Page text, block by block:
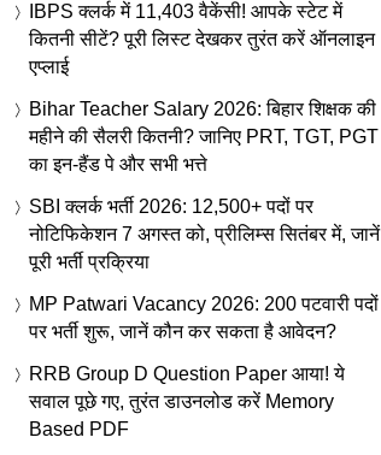
IBPS क्लर्क में 11,403 वैकेंसी! आपके स्टेट में
कितनी सीटें? पूरी लिस्ट देखकर तुरंत करें ऑनलाइन
एप्लाई
Bihar Teacher Salary 2026: बिहार शिक्षक की
महीने की सैलरी कितनी? जानिए PRT, TGT, PGT
का इन-हैंड पे और सभी भत्ते
SBI क्लर्क भर्ती 2026: 12,500+ पदों पर
नोटिफिकेशन 7 अगस्त को, प्रीलिम्स सितंबर में, जानें
पूरी भर्ती प्रक्रिया
MP Patwari Vacancy 2026: 200 पटवारी पदों
पर भर्ती शुरू, जानें कौन कर सकता है आवेदन?
RRB Group D Question Paper आया! ये
सवाल पूछे गए, तुरंत डाउनलोड करें Memory
Based PDF